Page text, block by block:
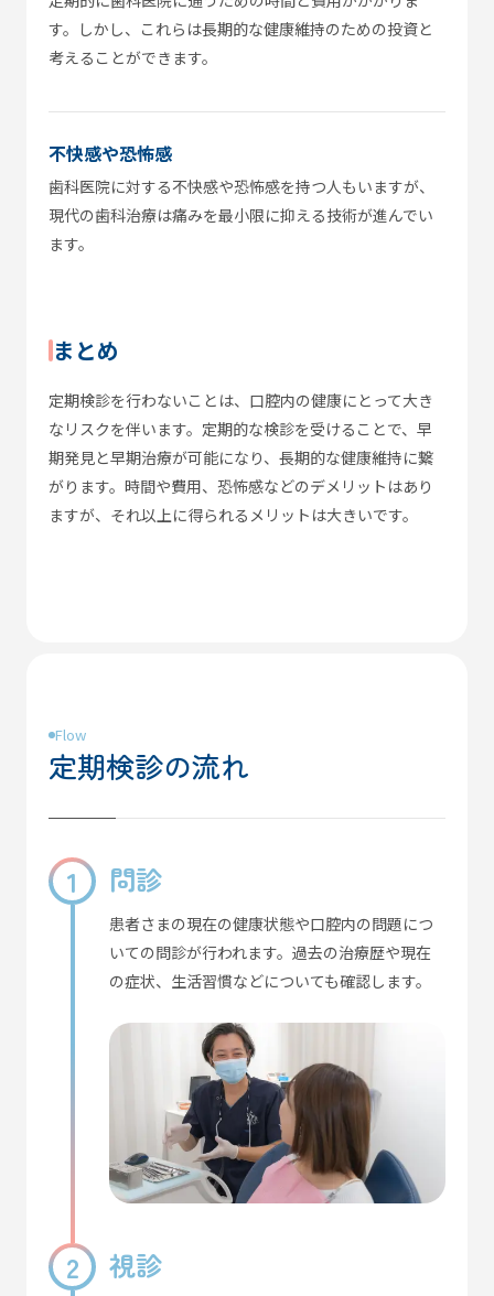
す。しかし、これらは長期的な健康維持のための投資と
考えることができます。
不快感や恐怖感
歯科医院に対する不快感や恐怖感を持つ人もいますが、
現代の歯科治療は痛みを最小限に抑える技術が進んでい
ます。
まとめ
定期検診を行わないことは、口腔内の健康にとって大き
なリスクを伴います。定期的な検診を受けることで、早
期発見と早期治療が可能になり、長期的な健康維持に繋
がります。時間や費用、恐怖感などのデメリットはあり
ますが、それ以上に得られるメリットは大きいです。
Flow
定期検診の流れ
問診
患者さまの現在の健康状態や口腔内の問題につ
いての問診が行われます。過去の治療歴や現在
の症状、生活習慣などについても確認します。
視診